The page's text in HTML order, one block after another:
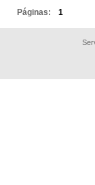
Páginas: 1